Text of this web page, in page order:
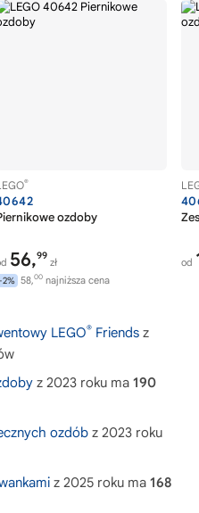
®
ozdoby
56,99
zł
58,00 najniższa cena
od
LEGO® Friends z
z 2023 roku ma 190
ozdób z 2023 roku
z 2025 roku ma 168